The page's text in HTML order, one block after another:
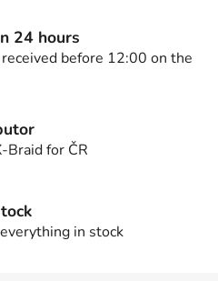
g
c
t
r
o
n
24 hours
before 12:00 on the
Braid for ČR
in stock